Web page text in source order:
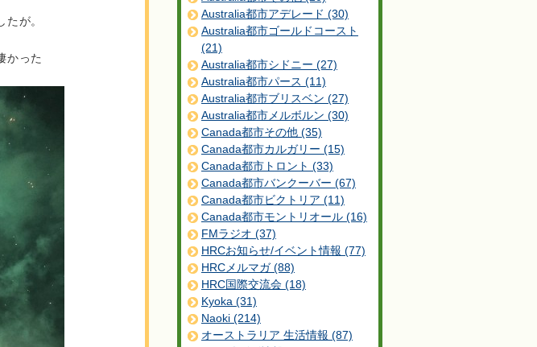
が。
かった
Australia都市アデレード (30)
Australia都市ゴールドコースト
(21)
Australia都市シドニー (27)
Australia都市パース (11)
Australia都市ブリスベン (27)
Australia都市メルボルン (30)
Canada都市その他 (35)
Canada都市カルガリー (15)
Canada都市トロント (33)
Canada都市バンクーバー (67)
Canada都市ビクトリア (11)
Canada都市モントリオール (16)
FMラジオ (37)
HRCお知らせ/イベント情報 (77)
HRCメルマガ (88)
HRC国際交流会 (18)
Kyoka (31)
Naoki (214)
オーストラリア 生活情報 (87)